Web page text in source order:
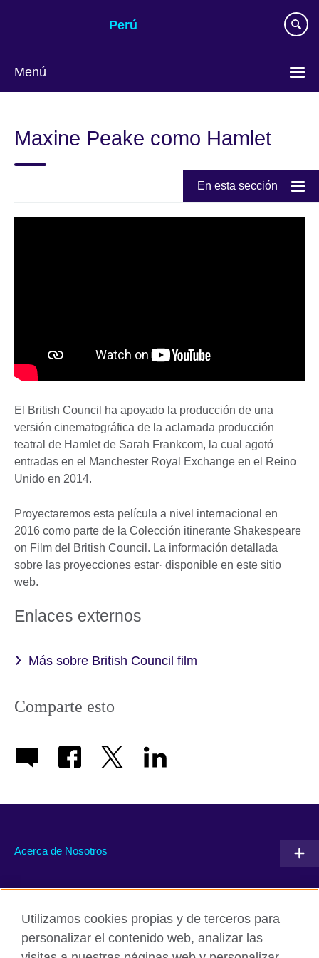
Perú
Menú
language
Maxine Peake como Hamlet
En esta sección
El British Council ha apoyado la producción de una
versión cinematográfica de la aclamada producción
teatral de Hamlet de Sarah Frankcom, la cual agotó
entradas en el Manchester Royal Exchange en el Reino
Unido en 2014.
Proyectaremos esta película a nivel internacional en
2016 como parte de la Colección itinerante Shakespeare
on Film del British Council. La información detallada
sobre las proyecciones estar· disponible en este sitio
web.
Enlaces externos
Más sobre British Council film
Comparte esto
Acerca de Nosotros
Utilizamos cookies propias y de terceros para
personalizar el contenido web, analizar las